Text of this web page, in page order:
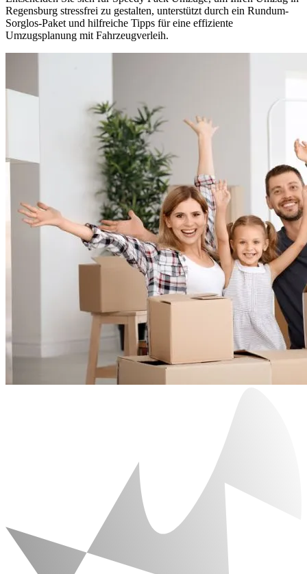
Regensburg stressfrei zu gestalten, unterstützt durch ein Rundum-
Sorglos-Paket und hilfreiche Tipps für eine effiziente
Umzugsplanung mit Fahrzeugverleih.